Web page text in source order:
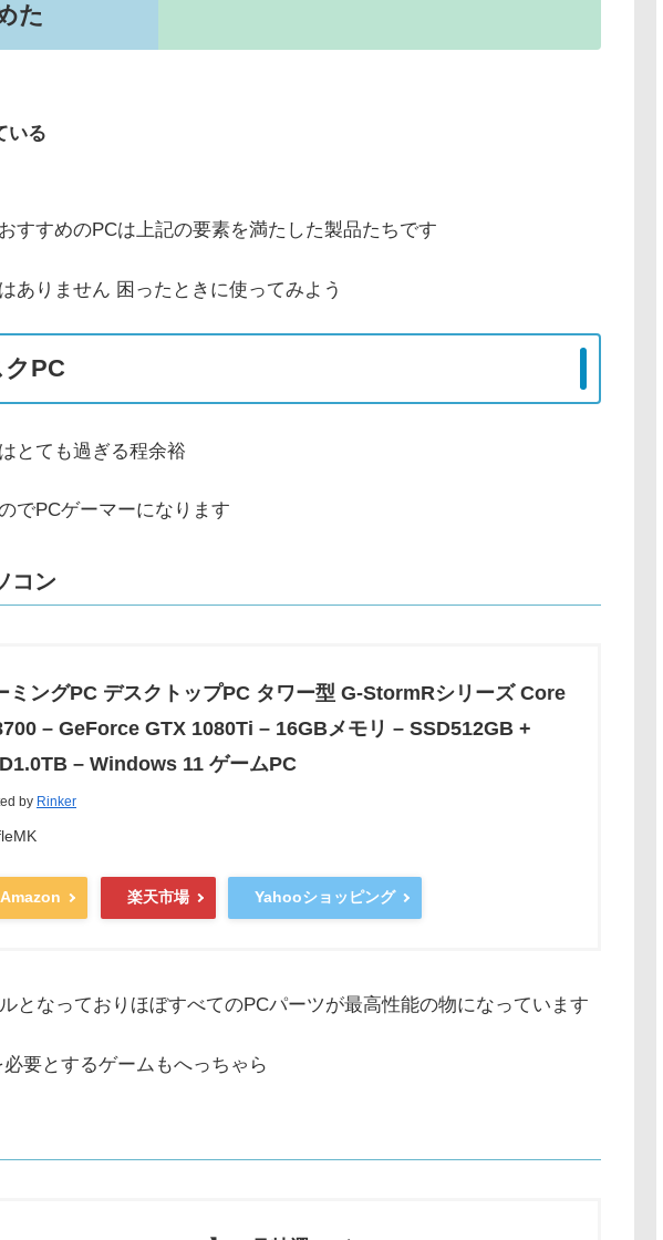
た
いる
すすめのPCは上記の要素を満たした製品たちです
ありません 困ったときに使ってみよう
PC
とても過ぎる程余裕
でPCゲーマーになります
コン
ミングPC デスクトップPC タワー型 G-StormRシリーズ Core
– GeForce GTX 1080Ti – 16GBメモリ – SSD512GB +
– Windows 11 ゲームPC
by Rinker
Amazon 楽天市場 Yahooショッピング
となっておりほぼすべてのPCパーツが最高性能の物になっています
要とするゲームもへっちゃら